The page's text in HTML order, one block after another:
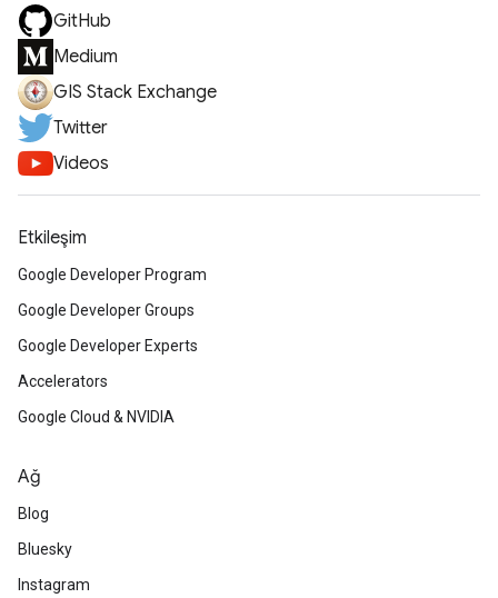
GitHub
Medium
GIS Stack Exchange
Twitter
Videos
Etkileşim
Google Developer Program
Google Developer Groups
Google Developer Experts
Accelerators
Google Cloud & NVIDIA
Ağ
Blog
Bluesky
Instagram